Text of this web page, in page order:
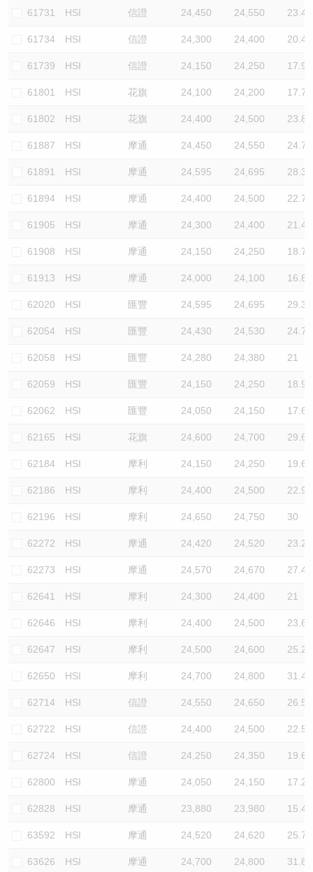
61731 HSI 信證 24,450 24,550 23.4
61734 HSI 信證 24,300 24,400 20.4
61739 HSI 信證 24,150 24,250 17.9
61801 HSI 花旗 24,100 24,200 17.7
61802 HSI 花旗 24,400 24,500 23.8
61887 HSI 摩通 24,450 24,550 24.7
61891 HSI 摩通 24,595 24,695 28.3
61894 HSI 摩通 24,400 24,500 22.7
61905 HSI 摩通 24,300 24,400 21.4
61908 HSI 摩通 24,150 24,250 18.7
61913 HSI 摩通 24,000 24,100 16.8
62020 HSI 匯豐 24,595 24,695 29.3
62054 HSI 匯豐 24,430 24,530 24.7
62058 HSI 匯豐 24,280 24,380 21
62059 HSI 匯豐 24,150 24,250 18.9
62062 HSI 匯豐 24,050 24,150 17.6
62165 HSI 花旗 24,600 24,700 29.6
62184 HSI 摩利 24,150 24,250 19.6
62186 HSI 摩利 24,400 24,500 22.9
62196 HSI 摩利 24,650 24,750 30
62272 HSI 摩通 24,420 24,520 23.2
62273 HSI 摩通 24,570 24,670 27.4
62641 HSI 摩利 24,300 24,400 21
62646 HSI 摩利 24,400 24,500 23.6
62647 HSI 摩利 24,500 24,600 25.2
62650 HSI 摩利 24,700 24,800 31.4
62714 HSI 信證 24,550 24,650 26.5
62722 HSI 信證 24,400 24,500 22.5
62724 HSI 信證 24,250 24,350 19.6
62800 HSI 摩通 24,050 24,150 17.2
62828 HSI 摩通 23,880 23,980 15.4
63592 HSI 摩通 24,520 24,620 25.7
63626 HSI 摩通 24,700 24,800 31.8